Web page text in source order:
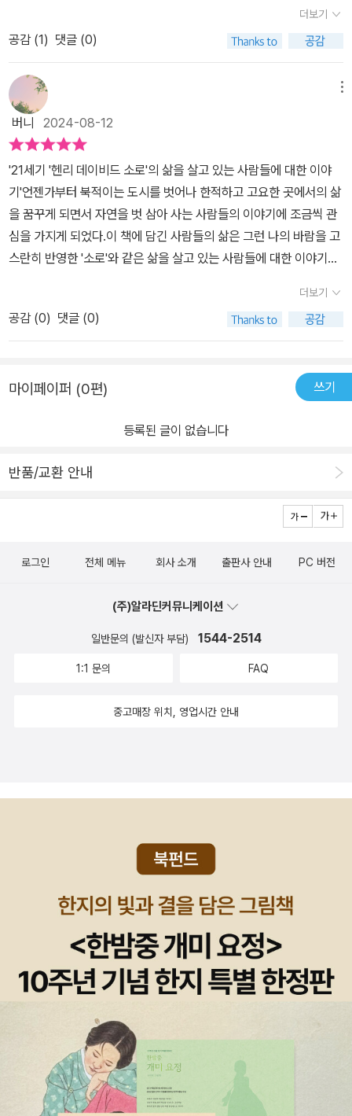
러저러한 번잡한 생활에 염증을 낸 이들이 자신이 자유롭게 살 공간
을 찾아 나섰다는 점이다. 유타에 사는 벤의 경우를 보자. 채소는 자
신이 직접 재배해 먹고, 고기는 1년치 사냥을 해서 구한다고 했던가.
처음에는 주로 총으로 사냥을 하다가 지금은 좀 더 사냥 친화적(?)인
활을 사용한다고 했던가. 그렇지 않아도 요즘 인별그램으로 사냥하는
동영상을 자주 보고 있는데, 스포츠 같은 사냥과 달리 벤의 경우에는
목적의식이 뚜렷하다. 일상에서 일용할 고기를 얻기 위해서. 그리고
그 사냥을 위해 자신의 체력단련도 마다하지 않는다. 일주일 동안 산
에서 1년 동안 먹을 고기를 구해야 한다는 사명감에 불타는 가장은 오
늘도 광활한 산림을 누빈다. 그런 그가 그전에는 비건이었다는 점도
비밀이 아니다. 알래스카에서 굴 양식을 하느라 등허리가 쉴 틈이 없
다는 제리의 이야기 재밌게 다가온다. 미시건인가 어디서 부동산업을
하다가 2008년 리먼-브러더스 사태로 부동산업을 털고 알래스카에
건너와서 굴 양식업을 시작했다고. 처음에는 아무 것도 모르고 시작
세이에 등장하는 주인공들이나 작가가 마냥 자연주의/생태주의 삶에
대한 찬양만 하는 건 아니다. 동시에 무언가 자신이 하고 싶은 일을
하기 위해서는 기존에 하던 일을 혹은 욕심을 일정 부분 내려놓아야
하지 않는다. 와이파이가 터지지 않는다면 사람들이 좀 더 이야기와
가서 보니, 자리에 앉은 이들 가운데 책을 읽는 이들보다 핸드폰의 액
정화면에 집착한 이들이 더 많지 않나 싶을 정도였다. 우리는 어떻하
가 주는 안락함을 포기할 자신이 없는 거겠지. 그래도 아주 잠깐이라
허스키들이 끄는 눈썰매를 타고 오로라를 보는 건 어떨까. 그럴려면
전하는 광활한 자연 속에서 불편함을 감수하면서도 그들이 만족하는
이유들에 깊숙이 호흡하는 시간은 매우 유용한 경험으로 남는다. 그
이끄는 것이 진짜 무엇인지 내밀한 영역까지도 살피고 느끼게 된다. ​​
맑은 공기가 가득한 곳을 여행 다니고 돌아오면 도시가 놓친 것이 무
엇인지 쉽게 알아차리게 된다. 도시는 꺼지지 않는 불빛과 분주하게
오가는 인파들로 늦은 밤에도 감지되지만 도시만 벗어나면 다른 라이
프 스타일로 살아가는 다른 지역의 사람들을 경험하다 보면 놀라움과
당혹스러움이 쉽게 잊히지 않는다. 바쁘게 살고 경쟁하면서 손익계산
을 하는 도시인들은 진정 얼마나 행복한지 질문을 던지게 된다. <나
의 해방일지> 드라마에서 퇴근하는 삼남매들의 지친 모습이 가장 먼
저 떠오른다. 그리고 그러한 삶을 멈추고 방향을 다른 곳으로 향한 이
삶을 직시할 수 있는 힘도 아무에게나 주어지는 것이 아니다. 그래서
이 사람들의 선택은 특별해 보인다. ​​혼자이지만 혼자가 아닌 사람들
이 있다. 혼자였다가 사랑하는 사람과 함께 자연과 더불어 사는 삶을
을 이루고 아이들을 낳아서 살아가고 있는 이들의 이야기도 전해진
다. 추운 날씨에도 냉장고에 음식을 넣어서 보관하는 모순을 발견하
면서 여성이 자발적으로 혼자 생활하는 이야기도 전해진다. ​​극한 날
이야기를 읽으면서 자급자족하며 자연 속에서 살아가고 있는 소로를
로가 당시에 출간한 책이 미국에서는 몇몇 비평가들이 이교적이고 반
의적이었다는 사실도 전해진다. 책은 직접 경험할 수 없고 직접 보지
널을 선택하여도 문제가 될 것이 없을 거라는 확신을 가지게 해준다.
필요한 물건들이 무엇인지도 살펴보게 한다. '단순하게 살라!'고 말한
소로의 강경한 목소리는 많은 것을 일깨워 준다. 이 책도 다르지가 않
는 것이 절실해지는 시대이다. 무엇을 당장 손에서 놓고, 무엇을 차단
연스러움이 주는 넉넉함과 행복함과 통찰력을 가름하게 한다. 3시간
장한 사람들의 자연스러움이 더 아름답다는 사실을 확인하게 될 것이
다. 진짜 아름다운 것을 깨달은 이들의 식견과 경험들이 사진 여러 장
지기 시작한다. 말과 글보다도 그들의 표정, 그들의 삶, 그들이 소유한
물건, 그들이 생활하는 공간의 가치를 전달한 사진작가의 작품집이
다. ​​단호한 그들의 말에서 확신이 전달된다. 깊게 뿌리박힌 자신의 존
재를 알게 되었다는 것은 얼마나 놀라운 경험인가. 마침내 알게 된 자
신의 존재를 알게 된다는 것은 인생의 기나긴 질문이 답을 찾은 것을
의미한다. 많은 재산을 가지는 것과 많은 학식을 가졌다는 것이 인생
의 성공을 의미하지는 않는다. 진짜 성공은 자신의 존재를 알고 이해
하게 되는 순간을 만끽해야 진짜 인생의 의미를 찾는 것임을 확인하
게 된다. 이들이 들려준 이야기는 진중한 보물이 된다. 손에서 빠져나
가는 것들이 무엇이며 손아귀에 꽉 쥐어진 것이 무엇인지도 분별할
더보기
공감 (1) 댓글 (0)
버니 2024-08-12
'21세기 '헨리 데이비드 소로'의 삶을 살고 있는 사람들에 대한 이야
기'언젠가부터 북적이는 도시를 벗어나 한적하고 고요한 곳에서의 삶
을 꿈꾸게 되면서 자연을 벗 삼아 사는 사람들의 이야기에 조금씩 관
심을 가지게 되었다.이 책에 담긴 사람들의 삶은 그런 나의 바람을 고
스란히 반영한 '소로'와 같은 삶을 살고 있는 사람들에 대한 이야기로
이야기다.자칫 도시생활보다 단조롭거나 심심할 거라 생각할 수 있지
만, 실상 이들의 모습을 살펴보면 오히려 그 반대의 모습으로 살아가
고 있음을 알 수 있다.다른 나라, 다른 환경에서 저마다의 꿈을 꾸며
로움이 느껴진다.총 10개국, 10명의 '비정형적인 사람들'의 모습을 담
이로 담아낸 책이다.단순히 작품으로써 담아내기 위해 찍은 인위적인
담아낸 사진들이라 생생한 현장감과 생활상이 고스란히 느껴진다.자
에 깊은 영감을 불러일으키는 것은 물론, 공간 자체가 예술이 되고 꿈
한 이들을 만나러 알래스카의 섬에서 파타고니아 평원까지 카메라를
냈는데 살펴보면, 숲속, 섬, 등대, 알래스카 양식장, 초원, 자급자족의
형태 등 다양하다.대부분 폐가를 고쳐 사용하거나 기존에 있던 건물
올 만큼 매력적인 공간과 풍경들이 가득하다.삶에 치여 피로와 스트
보여주는 자연, 공간, 가치는 도시에서는 한 번도 경험해 보지 못한 경
들여다보자.------------------------------------------------
'어떤 사람이 동료들과 같은 리듬으로 나아가지 않는다면,그건 아마
도 다른 북소리를 듣기 때문일 것이다.그 음악이 어디서 들려오든, 그
템포가 어떠하든,그가 듣는 음악을 따르도록 내버려 두라.'헨리 데이
비드 소로<월든 혹은 숲속의 삶>-------------------------------
-----------------=====저자 브리스 포르톨라노=====오지 모
험을 통해 인간과 자연 사이의 관계를 연구하고 다큐멘터리 사진을
위해 생활방식을 바꾼 사람들의 삶에 관한 자료를 수집하는 장기 사
진 프로젝트를 진행한 결과물로 <노 시그널>을 내놓았다.이 책에 나
오는 인물들은 소로처럼 각자 양심에 따라 자기만의 길을 선택해 자
신의 깊은 정체성과 조화되는 삶을 살기를 바란다. 특히 중요한 것은,
더보기
공감 (0) 댓글 (0)
마이페이퍼 (0편) 쓰기
등록된 글이 없습니다
반품/교환 안내
로그인 전체 메뉴 회사 소개 출판사 안내 PC 버전
(주)알라딘커뮤니케이션
일반문의 (발신자 부담) 1544-2514
1:1 문의 FAQ
중고매장 위치, 영업시간 안내